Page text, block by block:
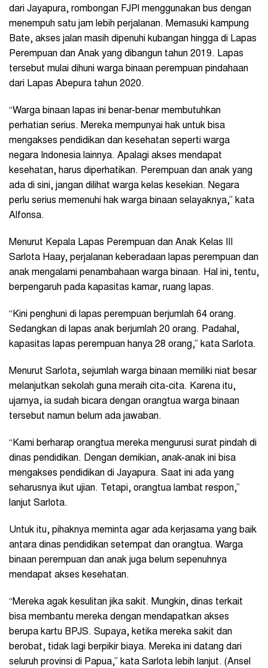
dari Jayapura, rombongan FJPI menggunakan bus dengan
menempuh satu jam lebih perjalanan. Memasuki kampung
Bate, akses jalan masih dipenuhi kubangan hingga di Lapas
Perempuan dan Anak yang dibangun tahun 2019. Lapas
tersebut mulai dihuni warga binaan perempuan pindahaan
dari Lapas Abepura tahun 2020.
“Warga binaan lapas ini benar-benar membutuhkan
perhatian serius. Mereka mempunyai hak untuk bisa
mengakses pendidikan dan kesehatan seperti warga
negara Indonesia lainnya. Apalagi akses mendapat
kesehatan, harus diperhatikan. Perempuan dan anak yang
ada di sini, jangan dilihat warga kelas kesekian. Negara
perlu serius memenuhi hak warga binaan selayaknya,” kata
Alfonsa.
Menurut Kepala Lapas Perempuan dan Anak Kelas III
Sarlota Haay, perjalanan keberadaan lapas perempuan dan
anak mengalami penambahaan warga binaan. Hal ini, tentu,
berpengaruh pada kapasitas kamar, ruang lapas.
“Kini penghuni di lapas perempuan berjumlah 64 orang.
Sedangkan di lapas anak berjumlah 20 orang. Padahal,
kapasitas lapas perempuan hanya 28 orang,” kata Sarlota.
Menurut Sarlota, sejumlah warga binaan memiliki niat besar
melanjutkan sekolah guna meraih cita-cita. Karena itu,
ujarnya, ia sudah bicara dengan orangtua warga binaan
tersebut namun belum ada jawaban.
“Kami berharap orangtua mereka mengurusi surat pindah di
dinas pendidikan. Dengan demikian, anak-anak ini bisa
mengakses pendidikan di Jayapura. Saat ini ada yang
seharusnya ikut ujian. Tetapi, orangtua lambat respon,”
lanjut Sarlota.
Untuk itu, pihaknya meminta agar ada kerjasama yang baik
antara dinas pendidikan setempat dan orangtua. Warga
binaan perempuan dan anak juga belum sepenuhnya
mendapat akses kesehatan.
“Mereka agak kesulitan jika sakit. Mungkin, dinas terkait
bisa membantu mereka dengan mendapatkan akses
berupa kartu BPJS. Supaya, ketika mereka sakit dan
berobat, tidak lagi berpikir biaya. Mereka ini datang dari
seluruh provinsi di Papua,” kata Sarlota lebih lanjut. (Ansel